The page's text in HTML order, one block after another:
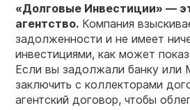
«Долговые Инвестиции» —
агентство. Компания
задолженности и не имеет
инвестициями, как может
Если вы задолжали банку или
заключить с коллекторами
агентский договор, чтобы